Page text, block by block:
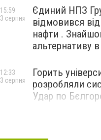
Єдиний НПЗ
відмовився
нафти .
альтернативу
15:59
3 серпня
Горить
розробляли
Удар по
12:33
3 серпня